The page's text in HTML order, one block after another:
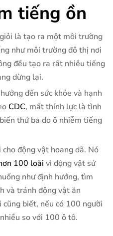
tiếng ồn
là tạo ra một môi trường
như môi trường đô thị nơi
đều tạo ra rất nhiều tiếng
dừng lại.
đến sức khỏe và hạnh
CDC, mất thính lực là tình
thứ ba do ô nhiễm tiếng
động vật hoang dã. Nó
100 loài vì động vật sử
như định hướng, tìm
và tránh động vật ăn
biết, nếu có 100 người
so với 100 ô tô.